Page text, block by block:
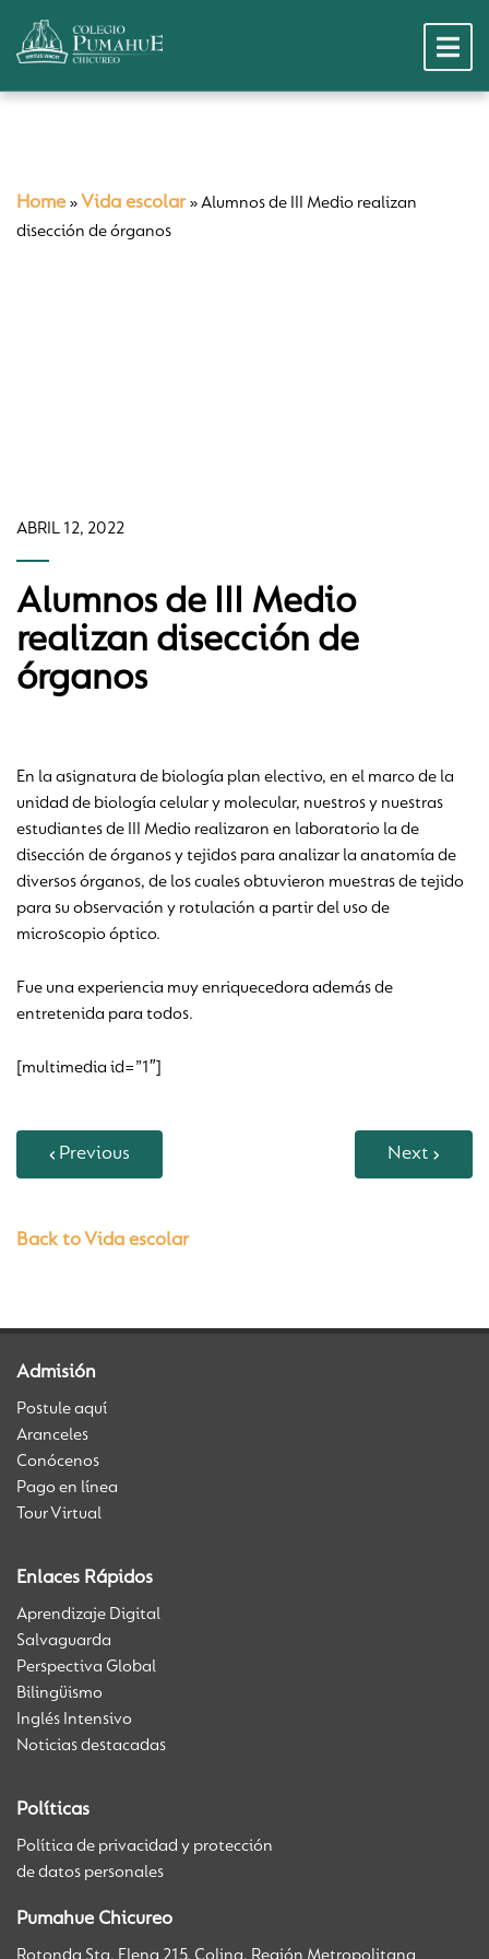
Home » Vida escolar»Alumnos de III Medio realizan
disección de órganos
ABRIL 12, 2022
Alumnos de III Medio
realizan disección de
órganos
En la asignatura de biología plan electivo, en el marco de la
unidad de biología celular y molecular, nuestros y nuestras
estudiantes de III Medio realizaron en laboratorio la de
disección de órganos y tejidos para analizar la anatomía de
diversos órganos, de los cuales obtuvieron muestras de tejido
para su observación y rotulación a partir del uso de
microscopio óptico.
Fue una experiencia muy enriquecedora además de
entretenida para todos.
[multimedia id=”1″]
Previous Next
Back to Vida escolar
Admisión
Postule aquí
Aranceles
Conócenos
Pago en línea
Tour Virtual
Enlaces Rápidos
Aprendizaje Digital
Salvaguarda
Perspectiva Global
Bilingüismo
Inglés Intensivo
Noticias destacadas
Políticas
Política de privacidad y protección
de datos personales
Pumahue Chicureo